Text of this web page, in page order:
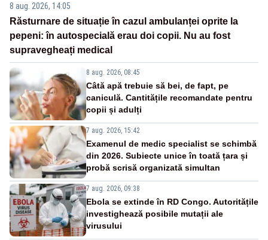
8 aug. 2026, 14:05
Răsturnare de situație în cazul ambulanței oprite la
pepeni: în autospecială erau doi copii. Nu au fost
supravegheați medical
8 aug. 2026, 08:45
Câtă apă trebuie să bei, de fapt, pe
caniculă. Cantitățile recomandate pentru
copii și adulți
7 aug. 2026, 15:42
Examenul de medic specialist se schimbă
din 2026. Subiecte unice în toată țara și
probă scrisă organizată simultan
7 aug. 2026, 09:38
Ebola se extinde în RD Congo. Autoritățile
investighează posibile mutații ale
virusului